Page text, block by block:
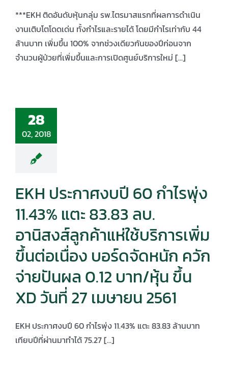
***EKH ติดอันดับหุ้นกลุ่ม รพ.ไตรมาสแรกที่ผลการดำเนิน
งานเติบโตโดดเด่น ทั้งกำไรและรายได้ โดยมีกำไรเท่ากับ 44
ล้านบาท เพิ่มขึ้น 100% จากช่วงเดียวกันของปีก่อนจาก
จำนวนผู้ป่วยที่เพิ่มขึ้นและการเปิดศูนย์บริการใหม่ [...]
28
02, 2018
EKH ประกาศงบปี 60 กำไรพุ่ง
11.43% แตะ 83.83 ลบ.
อานิสงส์ลูกค้าแห่ใช้บริการเพิ่ม
ขึ้นต่อเนื่อง บอร์ดจัดหนัก ควัก
จ่ายปันผล 0.12 บาท/หุ้น ขึ้น
XD วันที่ 27 เมษายน 2561
EKH ประกาศงบปี 60 กำไรพุ่ง 11.43% แตะ 83.83 ล้านบาท
เทียบปีที่ผ่านมาทำได้ 75.27 [...]